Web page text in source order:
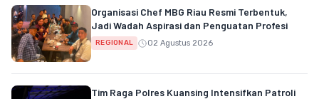
Organisasi Chef MBG Riau Resmi Terbentuk,
Jadi Wadah Aspirasi dan Penguatan Profesi
REGIONAL 02 Agustus 2026
Tim Raga Polres Kuansing Intensifkan Patroli